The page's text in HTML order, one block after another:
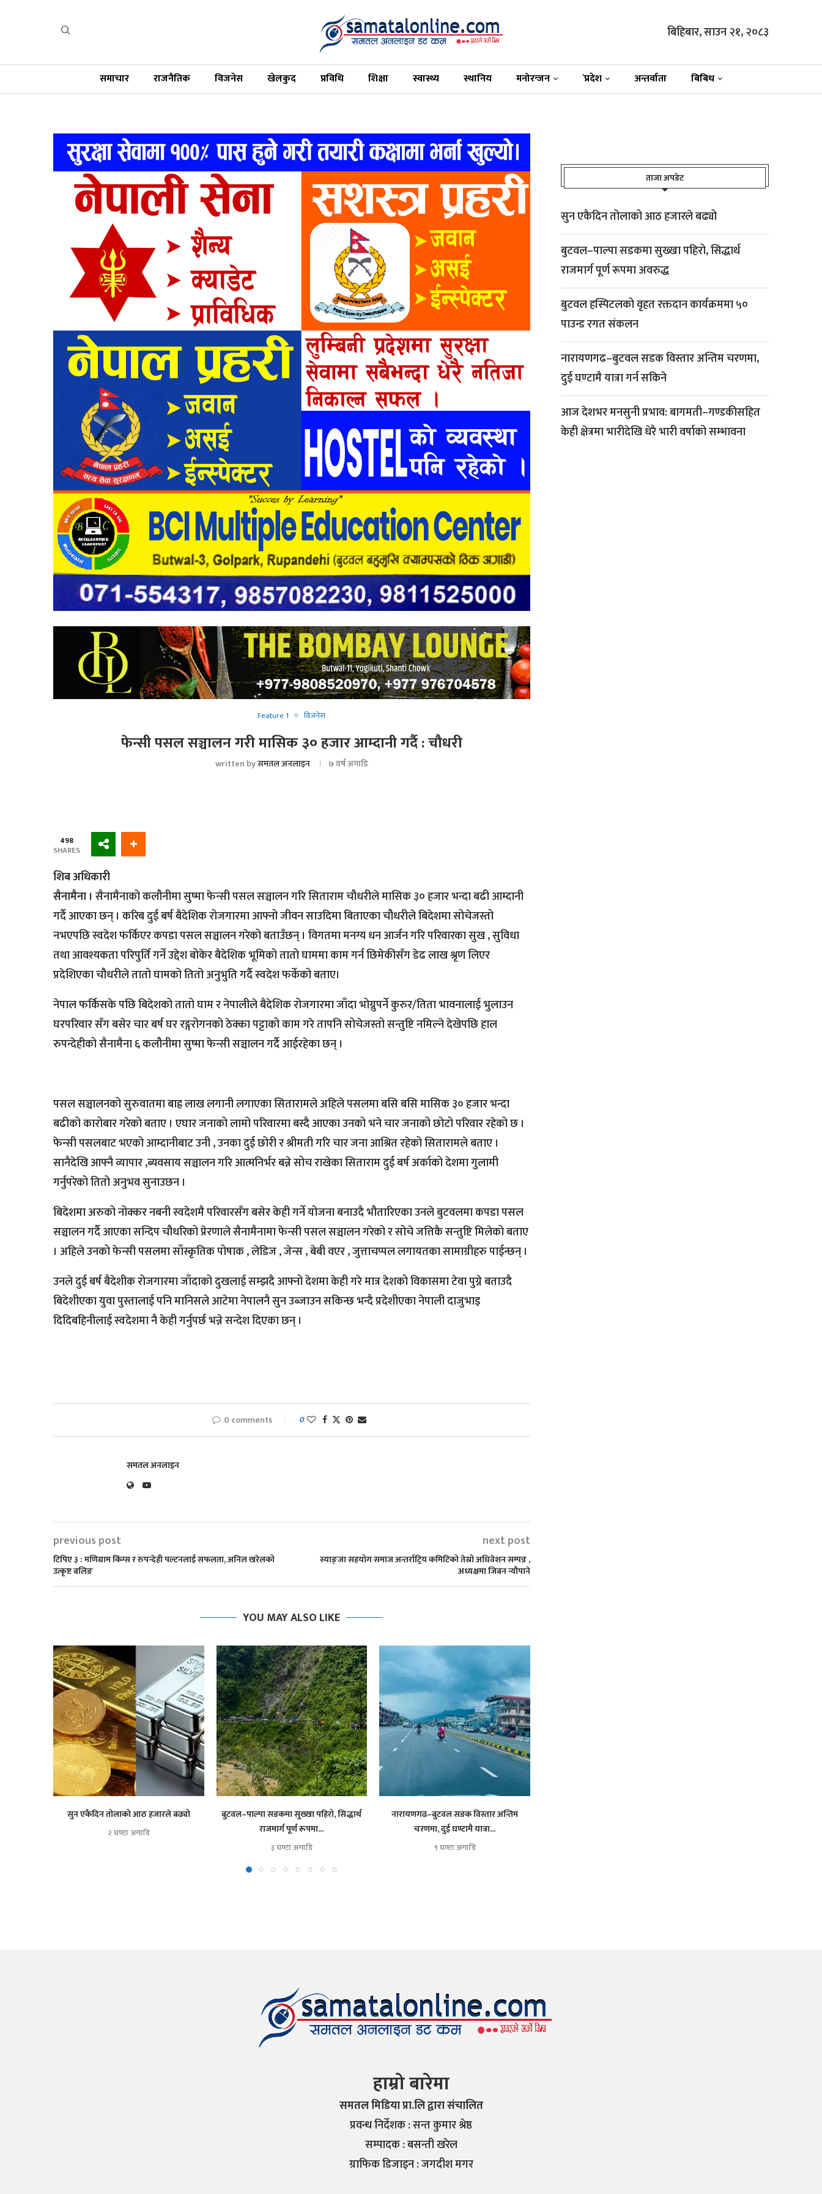
बिहिबार, साउन २१, २०८३
समाचार राजनैतिक विजनेस खेलकुद प्रविधि शिक्षा स्वास्थ्य स्थानिय मनोरन्जन `प्रदेश अन्तर्वाता बिबिध
Feature 1 विजनेस
फेन्सी पसल सञ्चालन गरी मासिक ३० हजार आम्दानी गर्दै : चौधरी
written byसमतल अनलाइन ७ वर्ष अगाडि
498
SHARES
शिब अधिकारी
सैनामैना । सैनामैनाको कलौनीमा सुष्मा फेन्सी पसल सञ्चालन गरि सिताराम चौधरीले मासिक ३० हजार भन्दा बढी आम्दानी
गर्दै आएका छन् । करिब दुई बर्ष बैदेशिक रोजगारमा आफ्नो जीवन साउदिमा बिताएका चौधरीले बिदेशमा सोचेजस्तो
नभएपछि स्वदेश फर्किएर कपडा पसल सञ्चालन गरेको बताउँछन् । विगतमा मनग्य धन आर्जन गरि परिवारका सुख , सुविधा
तथा आवश्यकता परिपुर्ति गर्ने उद्देश बोकेर बैदेशिक भूमिको तातो घाममा काम गर्न छिमेकीसँग डेढ लाख श्रृण लिएर
प्रदेशिएका चौधरीले तातो घामको तितो अनुभुति गर्दै स्वदेश फर्केको बताए।
नेपाल फर्किसके पछि बिदेशको तातो घाम र नेपालीले बैदेशिक रोजगारमा जाँदा भोग्नुपर्ने कुरुर/तिता भावनालाई भुलाउन
घरपरिवार सँग बसेर चार बर्ष घर रङ्गरोगनको ठेक्का पट्टाको काम गरे तापनि सोचेजस्तो सन्तुष्टि नमिल्ने देखेपछि हाल
रुपन्देहीको सैनामैना ६ कलौनीमा सुष्मा फेन्सी सञ्चालन गर्दै आईरहेका छन् ।
पसल सञ्चालनको सुरुवातमा बाह्र लाख लगानी लगाएका सितारामले अहिले पसलमा बसि बसि मासिक ३० हजार भन्दा
बढीको कारोबार गरेको बताए । एघार जनाको लामो परिवारमा बस्दै आएका उनको भने चार जनाको छोटो परिवार रहेको छ ।
फेन्सी पसलबाट भएको आम्दानीबाट उनी , उनका दुई छोरी र श्रीमती गरि चार जना आश्रित रहेको सितारामले बताए ।
सानैदेखि आफ्नै व्यापार ,ब्यवसाय सञ्चालन गरि आत्मनिर्भर बन्ने सोच राखेका सिताराम दुई बर्ष अर्काको देशमा गुलामी
गर्नुपरेको तितो अनुभव सुनाउछन ।
बिदेशमा अरुको नोक्कर नबनी स्वदेशमै परिवारसँग बसेर केही गर्ने योजना बनाउदै भौतारिएका उनले बुटवलमा कपडा पसल
सञ्चालन गर्दै आएका सन्दिप चौधरिको प्रेरणाले सैनामैनामा फेन्सी पसल सञ्चालन गरेको र सोचे जत्तिकै सन्तुष्टि मिलेको बताए
। अहिले उनको फेन्सी पसलमा साँस्कृतिक पोषाक , लेडिज , जेन्स , बेबी वएर , जुत्ताचप्पल लगायतका सामाग्रीहरु पाईन्छन् ।
उनले दुई बर्ष बैदेशीक रोजगारमा जाँदाको दुखलाई सम्झदै आफ्नो देशमा केही गरे मात्र देशको विकासमा टेवा पुग्ने बताउदै
बिदेशीएका युवा पुस्तालाई पनि मानिसले आटेमा नेपालनै सुन उब्जाउन सकिन्छ भन्दै प्रदेशीएका नेपाली दाजुभाइ
दिदिबहिनीलाई स्वदेशमा नै केही गर्नुपर्छ भन्ने सन्देश दिएका छन् ।
0 comments 0
समतल अनलाइन
previous post
टिपिए ३ : मणिग्राम किंग्स र रुपन्देही पल्टनलाई सफलता, अनिल खरेलको
उत्कृष्ट बलिङ
next post
स्याङ्जा सहयोग समाज अन्तर्राट्रिय कमिटिको तेस्रो अधिवेशन सम्पन्न ,
अध्यक्षमा जिबन न्यौपाने
YOU MAY ALSO LIKE
सुन एकैदिन तोलाको आठ हजारले बढ्यो
२ घण्टा अगाडि
बुटवल–पाल्पा सडकमा सुख्खा पहिरो, सिद्धार्थ
राजमार्ग पूर्ण रूपमा...
३ घण्टा अगाडि
नारायणगढ–बुटवल सडक विस्तार अन्तिम
चरणमा, दुई घण्टामै यात्रा...
९ घण्टा अगाडि
ताजा अपडेट
सुन एकैदिन तोलाको आठ हजारले बढ्यो
बुटवल–पाल्पा सडकमा सुख्खा पहिरो, सिद्धार्थ
राजमार्ग पूर्ण रूपमा अवरुद्ध
बुटवल हस्पिटलको वृहत रक्तदान कार्यक्रममा ५०
पाउन्ड रगत संकलन
नारायणगढ–बुटवल सडक विस्तार अन्तिम चरणमा,
दुई घण्टामै यात्रा गर्न सकिने
आज देशभर मनसुनी प्रभाव: बागमती–गण्डकीसहित
केही क्षेत्रमा भारीदेखि धेरै भारी वर्षाको सम्भावना
हाम्रो बारेमा
समतल मिडिया प्रा.लि द्वारा संचालित
प्रवन्ध निर्देशक : सन्त कुमार श्रेष्ठ
सम्पादक : बसन्ती खरेल
ग्राफिक डिजाइन : जगदीश मगर